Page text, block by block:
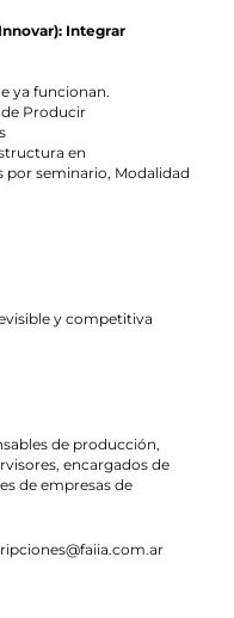
Integrar
ya funcionan.
Producir
en
por seminario, Modalidad
y competitiva
de producción,
encargados de
de empresas de